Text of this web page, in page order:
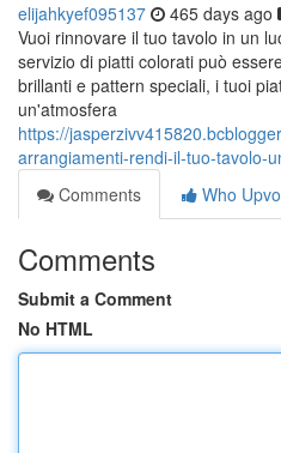
elijahkyef095137 465 days ago
Vuoi rinnovare il tuo tavolo in un
servizio di piatti colorati può
brillanti e pattern speciali, i tuoi
un'atmosfera
https://
arrangiamenti-rendi-il-tuo-tavolo-
Comments
Who
Comments
Submit a Comment
No HTML